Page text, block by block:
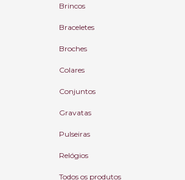
Brincos
Braceletes
Broches
Colares
Conjuntos
Gravatas
Pulseiras
Relógios
Todos os produtos